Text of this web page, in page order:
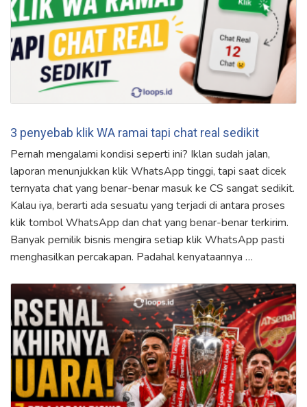
3 penyebab klik WA ramai tapi chat real sedikit
Pernah mengalami kondisi seperti ini? Iklan sudah jalan,
laporan menunjukkan klik WhatsApp tinggi, tapi saat dicek
ternyata chat yang benar-benar masuk ke CS sangat sedikit.
Kalau iya, berarti ada sesuatu yang terjadi di antara proses
klik tombol WhatsApp dan chat yang benar-benar terkirim.
Banyak pemilik bisnis mengira setiap klik WhatsApp pasti
menghasilkan percakapan. Padahal kenyataannya …